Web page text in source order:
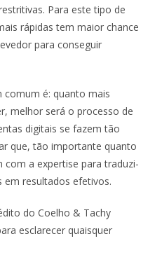
Para este tipo de
rápidas tem maior chance
para conseguir
é: quanto mais
melhor será o processo de
digitais se fazem tão
que, tão importante quanto
a expertise para traduzi-
em resultados efetivos.
do Coelho & Tachy
esclarecer quaisquer